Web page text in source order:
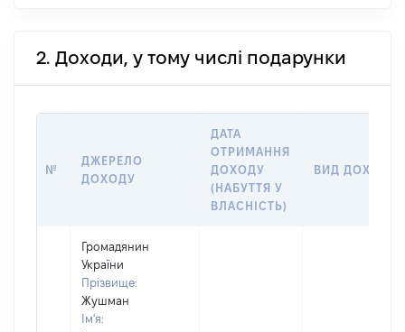
2. Доходи, у тому числі подарунки
№
ДЖЕРЕЛО
ДОХОДУ
ДАТА
ОТРИМАННЯ
ДОХОДУ
(НАБУТТЯ У
ВЛАСНІСТЬ)
ВИД ДОХОДУ
Громадянин
України
Прізвище:
Жушман
Ім'я: